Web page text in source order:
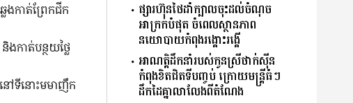
ងកាត់ព្រែកជីក
កាត់បន្ថយថ្លៃ
នៅទីនោះមមាញឹក
ផ្សារហ៊ុនថៃដាំក្បាលចុះដល់ចំណុច
អាក្រក់បំផុត ចំពេលស្ថានភាព
នយោបាយកំពុងរង្គោះរង្គើ
អាណត្តិដឹកនាំរបស់កូនស្រីថាក់ស៊ីន
កំពុងខិតជិតទីបញ្ចប់ ក្រោយមន្ត្រីធំៗ
ដឹកដៃគ្នាលាលែងពីតំណែង